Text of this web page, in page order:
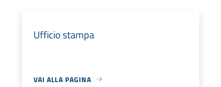
Ufficio stampa
VAI ALLA PAGINA